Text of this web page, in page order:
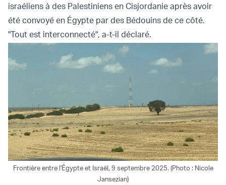
israéliens à des Palestiniens en Cisjordanie après avoir
été convoyé en Égypte par des Bédouins de ce côté.
"Tout est interconnecté", a-t-il déclaré.
Frontière entre l'Égypte et Israël, 9 septembre 2025. (Photo : Nicole
Jansezian)